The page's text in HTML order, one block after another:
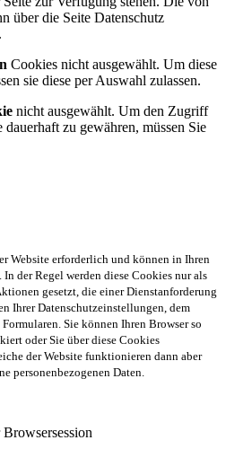
über die Seite Datenschutz
Cookies nicht ausgewählt. Um diese
sie diese per Auswahl zulassen.
nicht ausgewählt. Um den Zugriff
zu gewähren, müssen Sie
Website erforderlich und können in Ihren
der Regel werden diese Cookies nur als
gesetzt, die einer Dienstanforderung
Ihrer Datenschutzeinstellungen, dem
Sie können Ihren Browser so
oder Sie über diese Cookies
der Website funktionieren dann aber
personenbezogenen Daten.